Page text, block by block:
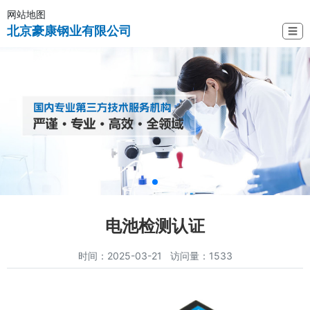
网站地图
北京豪康钢业有限公司 ☰
电池检测认证
时间：2025-03-21 访问量：1533